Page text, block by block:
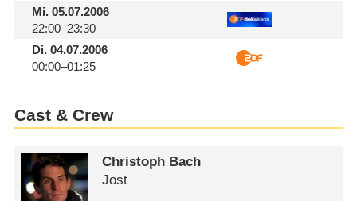
Mi.05.07.2006
22:00–23:30
Di.04.07.2006
00:00–01:25
Cast & Crew
Christoph Bach
Jost